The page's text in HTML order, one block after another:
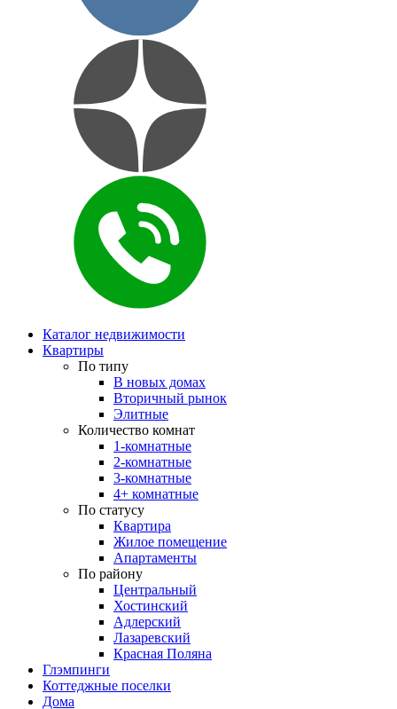
Каталог недвижимости
Квартиры
По типу
В новых домах
Вторичный рынок
Элитные
Количество комнат
1-комнатные
2-комнатные
3-комнатные
4+ комнатные
По статусу
Квартира
Жилое помещение
Апартаменты
По району
Центральный
Хостинский
Адлерский
Лазаревский
Красная Поляна
Глэмпинги
Коттеджные поселки
Дома